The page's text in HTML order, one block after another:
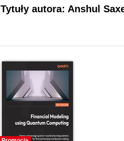
Tytuły autora: Anshul